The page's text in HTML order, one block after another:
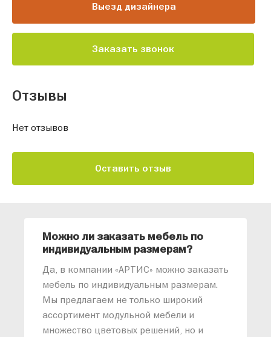
Выезд дизайнера
Заказать звонок
Отзывы
Нет отзывов
Оставить отзыв
Можно ли заказать мебель по
индивидуальным размерам?
Да, в компании «АРТИС» можно заказать
мебель по индивидуальным размерам.
Мы предлагаем не только широкий
ассортимент модульной мебели и
множество цветовых решений, но и